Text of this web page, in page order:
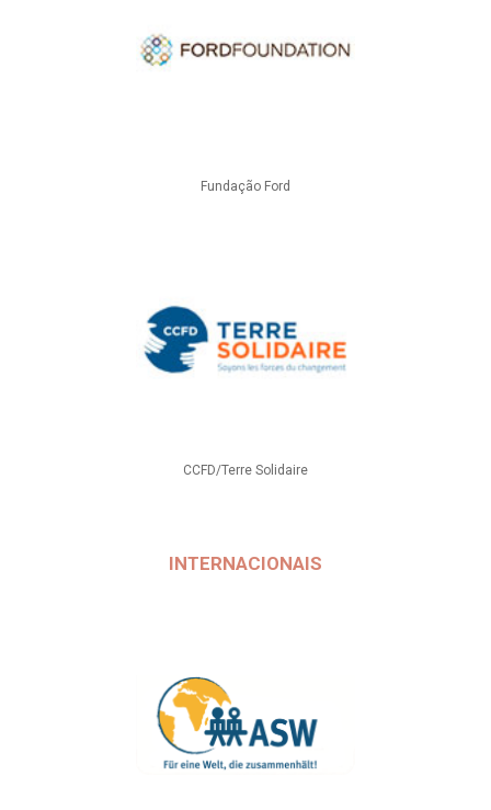
Fundação Ford
CCFD/Terre Solidaire
INTERNACIONAIS